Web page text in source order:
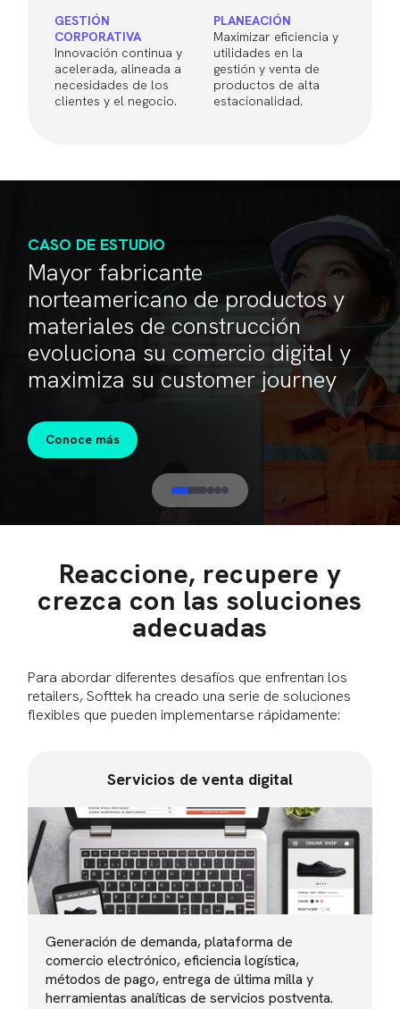
GESTIÓN
CORPORATIVA
Innovación continua y
acelerada, alineada a
necesidades de los
clientes y el negocio.
PLANEACIÓN
Maximizar eficiencia y
utilidades en la
gestión y venta de
productos de alta
estacionalidad.
CASO DE ESTUDIO
Mayor fabricante
norteamericano de productos y
materiales de construcción
evoluciona su comercio digital y
maximiza su customer journey
Conoce más
Reaccione, recupere y
crezca con las soluciones
adecuadas
Para abordar diferentes desafíos que enfrentan los
retailers, Softtek ha creado una serie de soluciones
flexibles que pueden implementarse rápidamente:
Servicios de venta digital
Generación de demanda, plataforma de
comercio electrónico, eficiencia logística,
métodos de pago, entrega de última milla y
herramientas analíticas de servicios postventa.